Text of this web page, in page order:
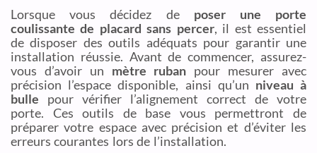
Lorsque vous décidez de poser une porte
coulissante de placard sans percer, il est essentiel
de disposer des outils adéquats pour garantir une
installation réussie. Avant de commencer, assurez-
vous d’avoir un mètre ruban pour mesurer avec
précision l’espace disponible, ainsi qu’un niveau à
bulle pour vérifier l’alignement correct de votre
porte. Ces outils de base vous permettront de
préparer votre espace avec précision et d’éviter les
erreurs courantes lors de l’installation.